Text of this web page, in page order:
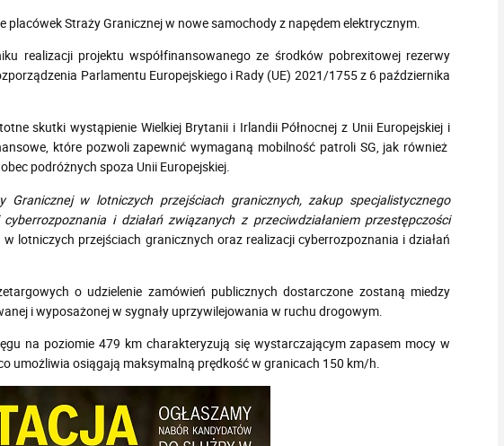
Straży Granicznej w nowe samochody z napędem elektrycznym.
realizacji projektu współfinansowanego ze środków pobrexitowej rezerwy
Parlamentu Europejskiego i Rady (UE) 2021/1755 z 6 października
skutki wystąpienie Wielkiej Brytanii i Irlandii Północnej z Unii Europejskiej i
które pozwoli zapewnić wymaganą mobilność patroli SG, jak również
podróżnych spoza Unii Europejskiej.
Granicznej w lotniczych przejściach granicznych, zakup specjalistycznego
i działań związanych z przeciwdziałaniem przestępczości
lotniczych przejściach granicznych oraz realizacji cyberrozpoznania i działań
o udzielenie zamówień publicznych dostarczone zostaną miedzy
i wyposażonej w sygnały uprzywilejowania w ruchu drogowym.
na poziomie 479 km charakteryzują się wystarczającym zapasem mocy w
umożliwia osiągają maksymalną prędkość w granicach 150 km/h.